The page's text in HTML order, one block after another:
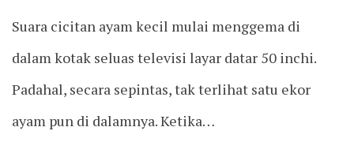
Suara cicitan ayam kecil mulai menggema di
dalam kotak seluas televisi layar datar 50 inchi.
Padahal, secara sepintas, tak terlihat satu ekor
ayam pun di dalamnya. Ketika…